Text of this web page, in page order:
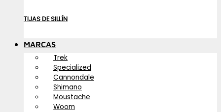
TIJAS DE SILLÍN
MARCAS
Trek
Specialized
Cannondale
Shimano
Moustache
Woom